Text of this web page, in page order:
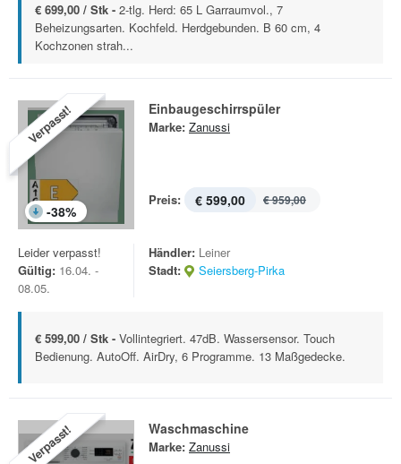
€ 699,00 / Stk - 2-tlg. Herd: 65 L Garraumvol., 7
Beheizungsarten. Kochfeld. Herdgebunden. B 60 cm, 4
Kochzonen strah...
Verpasst!
-38%
Einbaugeschirrspüler
Marke: Zanussi
Preis: € 599,00 € 959,00
Leider verpasst!
Gültig: 16.04. -
08.05.
Händler: Leiner
Stadt:
Seiersberg-Pirka
€ 599,00 / Stk - Vollintegriert. 47dB. Wassersensor. Touch
Bedienung. AutoOff. AirDry, 6 Programme. 13 Maßgedecke.
Verpasst! Waschmaschine
Marke: Zanussi